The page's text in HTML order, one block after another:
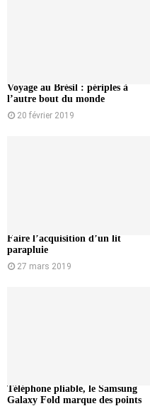
Voyage au Brésil : périples à
l’autre bout du monde
20 février 2019
Faire l’acquisition d’un lit
parapluie
27 mars 2019
Téléphone pliable, le Samsung
Galaxy Fold marque des points